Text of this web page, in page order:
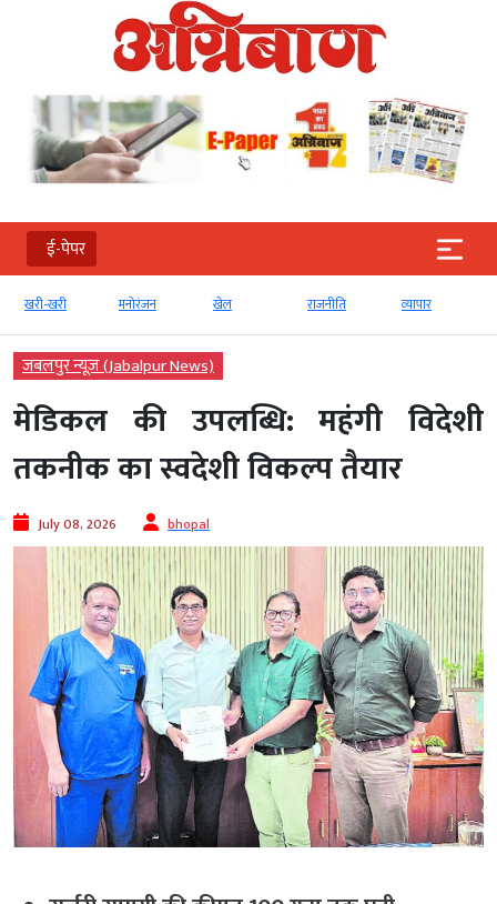
ई-पेपर
खरी-खरी मनोरंजन खेल राजनीति व्‍यापार
जबलपुर न्यूज़ (Jabalpur News)
मेडिकल की उपलब्धि: महंगी विदेशी
तकनीक का स्वदेशी विकल्प तैयार
July 08, 2026 bhopal